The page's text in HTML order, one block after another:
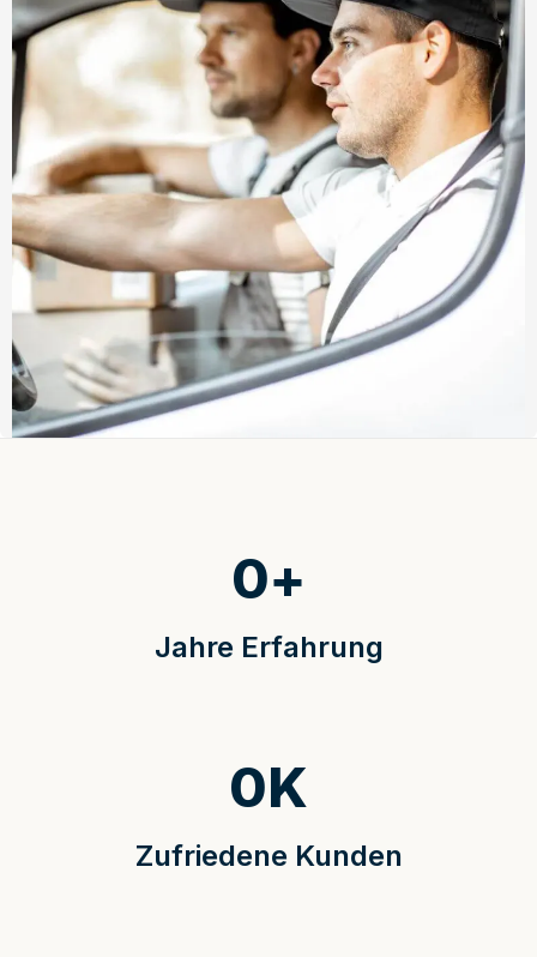
Jahre Erfahrung
0+
Zufriedene Kunden
0K